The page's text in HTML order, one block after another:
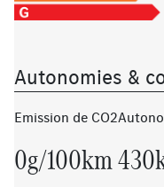
Autonomies &
Emission de CO2
0g/100km